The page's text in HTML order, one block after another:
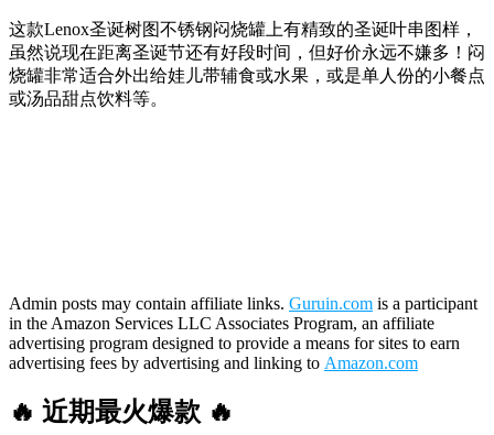
这款Lenox圣诞树图不锈钢闷烧罐上有精致的圣诞叶串图样，
虽然说现在距离圣诞节还有好段时间，但好价永远不嫌多！闷
烧罐非常适合外出给娃儿带辅食或水果，或是单人份的小餐点
或汤品甜点饮料等。
Admin posts may contain affiliate links. Guruin.com is a participant
in the Amazon Services LLC Associates Program, an affiliate
advertising program designed to provide a means for sites to earn
advertising fees by advertising and linking to Amazon.com
🔥 近期最火爆款 🔥